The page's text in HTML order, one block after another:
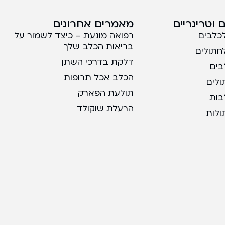
מאמרים אחרונים
רפואה מונעת – כיצד לשמור על
בריאות הכלב שלך
דלקת בדרכי השתן
הכלב אכל תרופות
תולעת הפארק
הרעלת שוקולד
וטרינריים